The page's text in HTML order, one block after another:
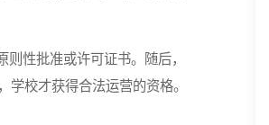
性批准或许可证书。随后，
校才获得合法运营的资格。